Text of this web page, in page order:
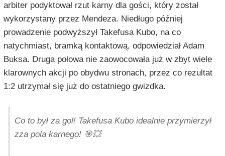
arbiter podyktował rzut karny dla gości, który został
wykorzystany przez Mendeza. Niedługo później
prowadzenie podwyższył Takefusa Kubo, na co
natychmiast, bramką kontaktową, odpowiedział Adam
Buksa. Druga połowa nie zaowocowała już w zbyt wiele
klarownych akcji po obydwu stronach, przez co rezultat
1:2 utrzymał się już do ostatniego gwizdka.
Co to był za gol! Takefusa Kubo idealnie przymierzył
zza pola karnego! 🎯💥